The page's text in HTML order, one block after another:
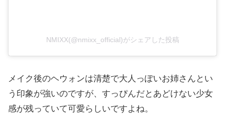
NMIXX(@nmixx_official)がシェアした投稿
メイク後のヘウォンは清楚で大人っぽいお姉さんとい
う印象が強いのですが、すっぴんだとあどけない少女
感が残っていて可愛らしいですよね。